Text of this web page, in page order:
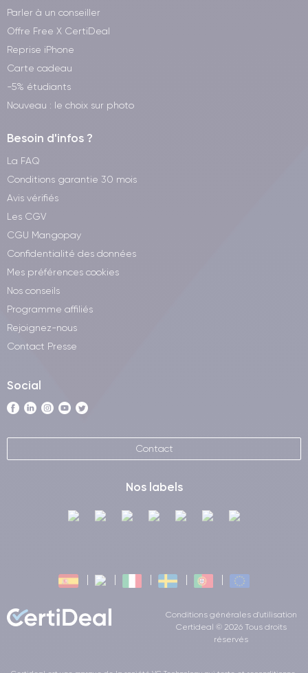
Parler à un conseiller
Offre Free X CertiDeal
Reprise iPhone
Carte cadeau
-5% étudiants
Nouveau : le choix sur photo
Besoin d'infos ?
La FAQ
Conditions garantie 30 mois
Avis vérifiés
Les CGV
CGU Mangopay
Confidentialité des données
Mes préférences cookies
Nos conseils
Programme affiliés
Rejoignez-nous
Contact Presse
Social
Contact
Nos labels
Conditions générales d'utilisation
Certideal © 2026 Tous droits
réservés